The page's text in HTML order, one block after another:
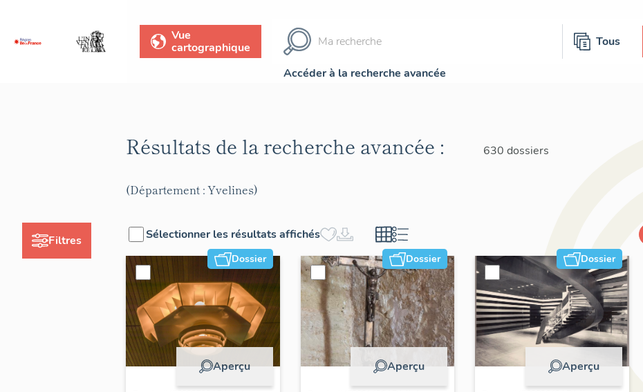
Vue
cartographique
Tous
Accéder à la recherche avancée
Filtres
Résultats de la recherche avancée : 630 dossiers
(Département : Yvelines)
Sélectionner les résultats affichés
Dossier
Aperçu
Dossier
Aperçu
Dossier
Aperçu